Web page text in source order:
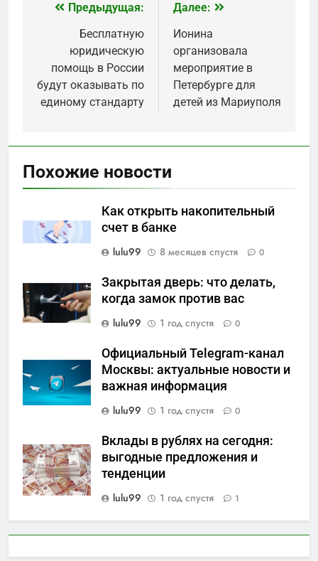
Навигация
записям
Предыдущая:
Бесплатную
юридическую
помощь в России
будут оказывать по
единому стандарту
Далее:
Ионина
организовала
мероприятие в
Петербурге для
детей из Мариуполя
Похожие новости
Как открыть накопительный
счет в банке
lulu99
8 месяцев спустя 0
Закрытая дверь: что делать,
когда замок против вас
lulu99
1 год спустя 0
Официальный Telegram-канал
Москвы: актуальные новости и
важная информация
lulu99
1 год спустя 0
Вклады в рублях на сегодня:
выгодные предложения и
тенденции
lulu99
1 год спустя 1